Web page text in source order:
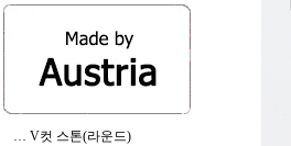
… V컷 스톤(라운드)